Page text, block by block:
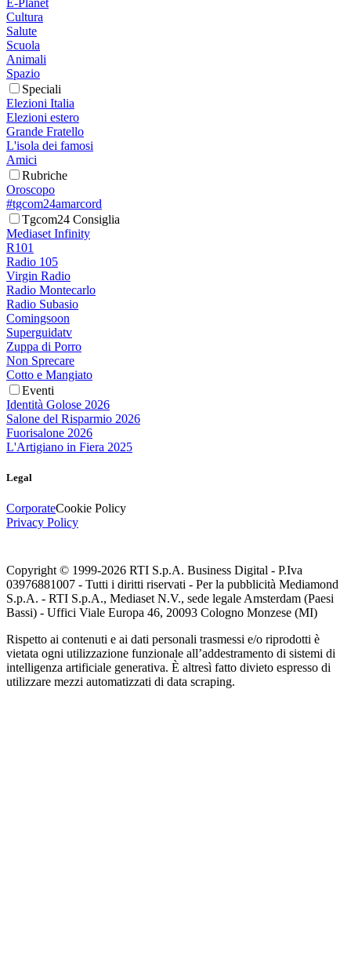
Cultura
Salute
Scuola
Animali
Spazio
Speciali
Elezioni Italia
Elezioni estero
Grande Fratello
L'isola dei famosi
Amici
Rubriche
Oroscopo
#tgcom24amarcord
Tgcom24 Consiglia
Mediaset Infinity
R101
Radio 105
Virgin Radio
Radio Montecarlo
Radio Subasio
Comingsoon
Superguidatv
Zuppa di Porro
Non Sprecare
Cotto e Mangiato
Eventi
Identità Golose 2026
Salone del Risparmio 2026
Fuorisalone 2026
L'Artigiano in Fiera 2025
Legal
CorporateCookie Policy
Privacy Policy
Copyright © 1999-2026 RTI S.p.A. Business Digital - P.Iva
03976881007 - Tutti i diritti riservati - Per la pubblicità Mediamond
S.p.A. - RTI S.p.A., Mediaset N.V., sede legale Amsterdam (Paesi
Bassi) - Uffici Viale Europa 46, 20093 Cologno Monzese (MI)
Rispetto ai contenuti e ai dati personali trasmessi e/o riprodotti è
vietata ogni utilizzazione funzionale all’addestramento di sistemi di
intelligenza artificiale generativa. È altresì fatto divieto espresso di
utilizzare mezzi automatizzati di data scraping.